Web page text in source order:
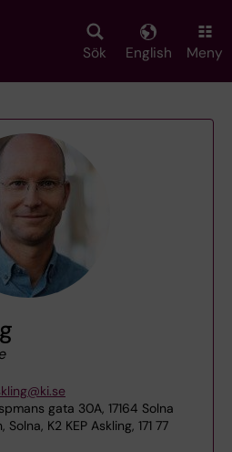
Sök English Meny
gata 30A, 17164 Solna
Solna, K2 KEP Askling, 171 77